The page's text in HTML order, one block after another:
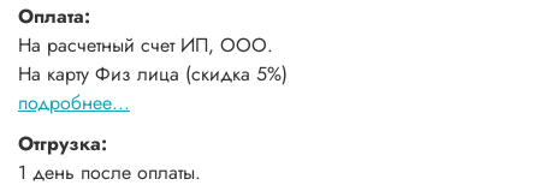
Оплата:
На расчетный счет ИП, ООО.
На карту Физ лица (скидка 5%)
подробнее...
Отгрузка:
1 день после оплаты.